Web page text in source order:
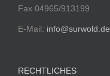
Fax 04965/913199
E-Mail: info@surwold.de
RECHTLICHES